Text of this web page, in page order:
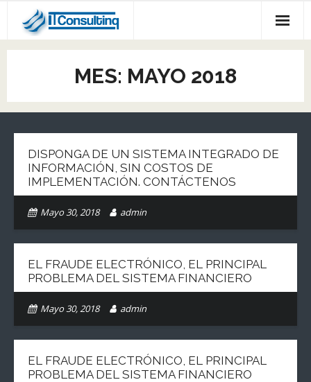
Inicio
Productos y Servicios
Alianzas
Soporte
MES: MAYO 2018
DISPONGA DE UN SISTEMA INTEGRADO DE
INFORMACIÓN, SIN COSTOS DE
IMPLEMENTACIÓN. CONTÁCTENOS
Mayo 30, 2018 admin
EL FRAUDE ELECTRÓNICO, EL PRINCIPAL
PROBLEMA DEL SISTEMA FINANCIERO
Mayo 30, 2018 admin
EL FRAUDE ELECTRÓNICO, EL PRINCIPAL
PROBLEMA DEL SISTEMA FINANCIERO